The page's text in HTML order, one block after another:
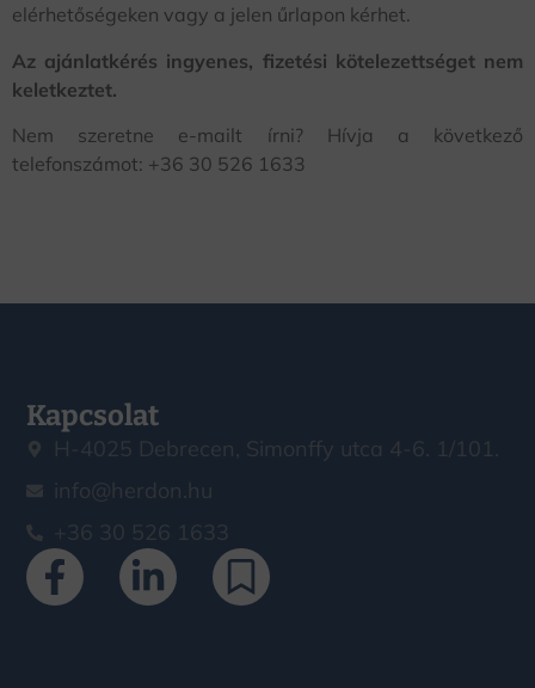
elérhetőségeken vagy a jelen űrlapon kérhet.
Az ajánlatkérés ingyenes, fizetési kötelezettséget nem
keletkeztet.
Nem szeretne e-mailt írni? Hívja a következő
telefonszámot: +36 30 526 1633
Kapcsolat
H-4025 Debrecen, Simonffy utca 4-6. 1/101.
info@herdon.hu
+36 30 526 1633